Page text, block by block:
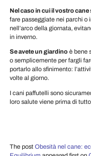
Nel caso in cui il vostro cane
fare passeggiate nei parchi o
nell’arco della giornata,
in inverno.
Se avete un giardino è bene
o semplicemente per fargli
portarlo allo sfinimento:
volte al giorno.
I cani paffutelli sono
loro salute viene prima di
The post Obesità nel cane: